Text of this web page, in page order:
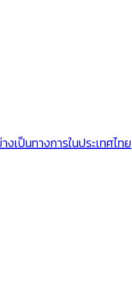
งเป็นทางการในประเทศไทย